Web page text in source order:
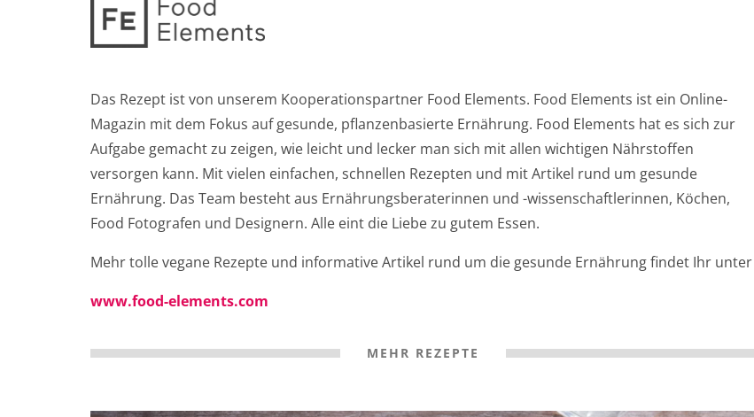
Das Rezept ist von unserem Kooperationspartner Food Elements. Food Elements ist ein Online-
Magazin mit dem Fokus auf gesunde, pflanzenbasierte Ernährung. Food Elements hat es sich zur
Aufgabe gemacht zu zeigen, wie leicht und lecker man sich mit allen wichtigen Nährstoffen
versorgen kann. Mit vielen einfachen, schnellen Rezepten und mit Artikel rund um gesunde
Ernährung. Das Team besteht aus Ernährungsberaterinnen und -wissenschaftlerinnen, Köchen,
Food Fotografen und Designern. Alle eint die Liebe zu gutem Essen.
Mehr tolle vegane Rezepte und informative Artikel rund um die gesunde Ernährung findet Ihr unter
www.food-elements.com
MEHR REZEPTE